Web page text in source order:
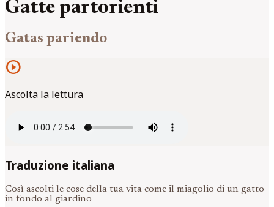
Gatte partorienti
Gatas pariendo
play_circle
Ascolta la lettura
Traduzione italiana
Così ascolti le cose della tua vita come il miagolio di un gatto
in fondo al giardino